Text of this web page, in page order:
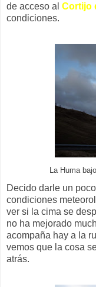
de acceso al Cortijo
condiciones.
La Huma
Decido darle un
condiciones
ver si la cima se
no ha mejorado
acompaña hay a la
vemos que la cosa
atrás.